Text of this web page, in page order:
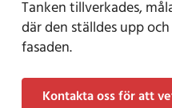
Tanken tillverkades,
där den ställdes upp
fasaden.
Kontakta oss för att